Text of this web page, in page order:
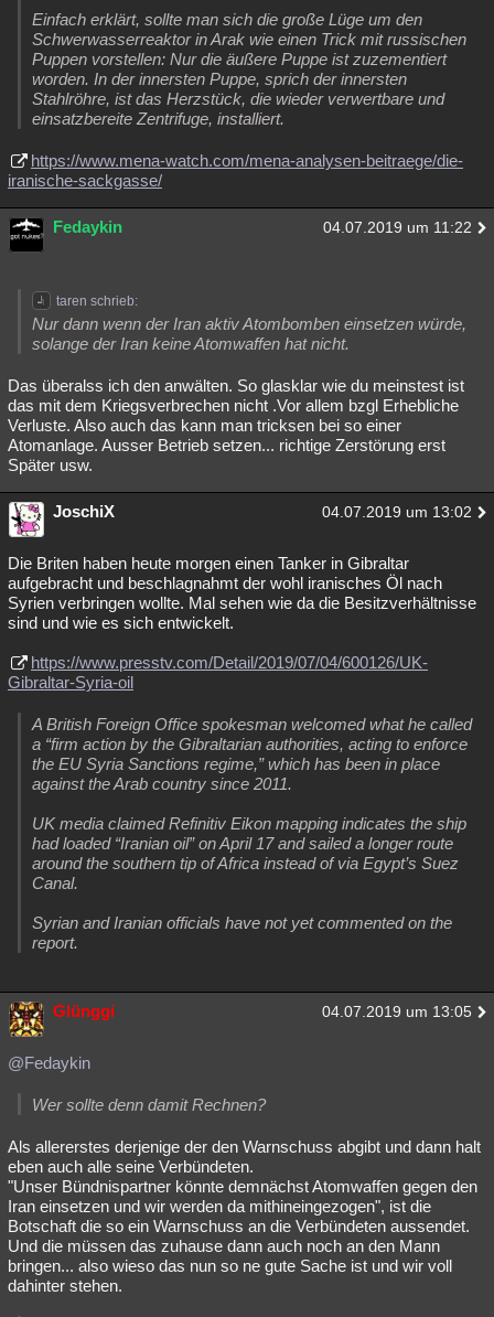
Einfach erklärt, sollte man sich die große Lüge um den
Schwerwasserreaktor in Arak wie einen Trick mit russischen
Puppen vorstellen: Nur die äußere Puppe ist zuzementiert
worden. In der innersten Puppe, sprich der innersten
Stahlröhre, ist das Herzstück, die wieder verwertbare und
einsatzbereite Zentrifuge, installiert.
https://www.mena-watch.com/mena-analysen-beitraege/die-
iranische-sackgasse/
Fedaykin 04.07.2019 um 11:22
taren schrieb:
Nur dann wenn der Iran aktiv Atombomben einsetzen würde,
solange der Iran keine Atomwaffen hat nicht.
Das überalss ich den anwälten. So glasklar wie du meinstest ist
das mit dem Kriegsverbrechen nicht .Vor allem bzgl Erhebliche
Verluste. Also auch das kann man tricksen bei so einer
Atomanlage. Ausser Betrieb setzen... richtige Zerstörung erst
Später usw.
JoschiX 04.07.2019 um 13:02
Die Briten haben heute morgen einen Tanker in Gibraltar
aufgebracht und beschlagnahmt der wohl iranisches Öl nach
Syrien verbringen wollte. Mal sehen wie da die Besitzverhältnisse
sind und wie es sich entwickelt.
https://www.presstv.com/Detail/2019/07/04/600126/UK-
Gibraltar-Syria-oil
A British Foreign Office spokesman welcomed what he called
a “firm action by the Gibraltarian authorities, acting to enforce
the EU Syria Sanctions regime,” which has been in place
against the Arab country since 2011.
UK media claimed Refinitiv Eikon mapping indicates the ship
had loaded “Iranian oil” on April 17 and sailed a longer route
around the southern tip of Africa instead of via Egypt’s Suez
Canal.
Syrian and Iranian officials have not yet commented on the
report.
Glünggi 04.07.2019 um 13:05
@Fedaykin
Wer sollte denn damit Rechnen?
Als allererstes derjenige der den Warnschuss abgibt und dann halt
eben auch alle seine Verbündeten.
"Unser Bündnispartner könnte demnächst Atomwaffen gegen den
Iran einsetzen und wir werden da mithineingezogen", ist die
Botschaft die so ein Warnschuss an die Verbündeten aussendet.
Und die müssen das zuhause dann auch noch an den Mann
bringen... also wieso das nun so ne gute Sache ist und wir voll
dahinter stehen.